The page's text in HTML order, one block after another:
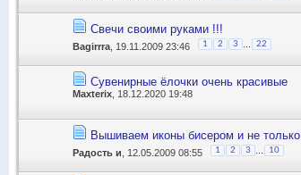
Свечи своими руками !!!
Bagirrra , 19.11.2009 23:46 1 2 3 22
Сувенирные ёлочки очень красивые
Maxterix, 18.12.2020 19:48
Вышиваем иконы бисером и не только
Радость и , 12.05.2009 08:55 1 2 3 10